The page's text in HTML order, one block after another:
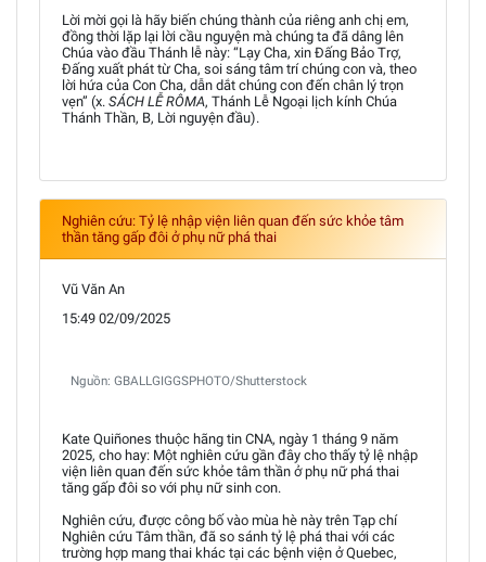
Lời mời gọi là hãy biến chúng thành của riêng anh chị em,
đồng thời lặp lại lời cầu nguyện mà chúng ta đã dâng lên
Chúa vào đầu Thánh lễ này: “Lạy Cha, xin Đấng Bảo Trợ,
Đấng xuất phát từ Cha, soi sáng tâm trí chúng con và, theo
lời hứa của Con Cha, dẫn dắt chúng con đến chân lý trọn
vẹn” (x. SÁCH LỄ RÔMA, Thánh Lễ Ngoại lịch kính Chúa
Thánh Thần, B, Lời nguyện đầu).
Nghiên cứu: Tỷ lệ nhập viện liên quan đến sức khỏe tâm
thần tăng gấp đôi ở phụ nữ phá thai
Vũ Văn An
15:49 02/09/2025
Nguồn: GBALLGIGGSPHOTO/Shutterstock
Kate Quiñones thuộc hãng tin CNA, ngày 1 tháng 9 năm
2025, cho hay: Một nghiên cứu gần đây cho thấy tỷ lệ nhập
viện liên quan đến sức khỏe tâm thần ở phụ nữ phá thai
tăng gấp đôi so với phụ nữ sinh con.
Nghiên cứu, được công bố vào mùa hè này trên Tạp chí
Nghiên cứu Tâm thần, đã so sánh tỷ lệ phá thai với các
trường hợp mang thai khác tại các bệnh viện ở Quebec,